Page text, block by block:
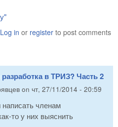
Log in or register to post comments
в ТРИЗ? Часть 2
on чт, 27/11/2014 - 20:59
членам
то у них выяснить